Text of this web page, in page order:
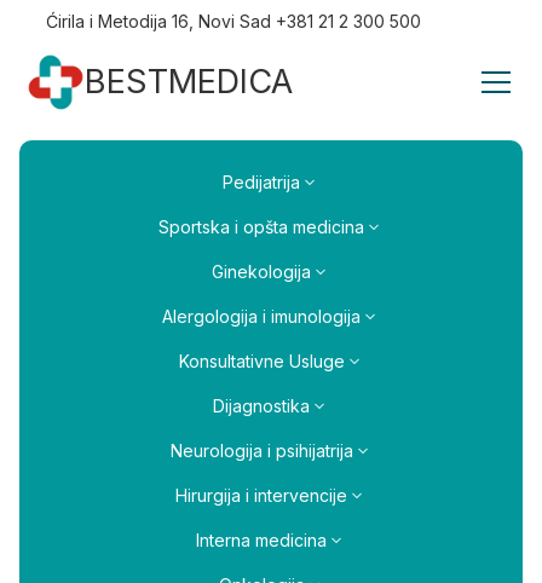
Ćirila i Metodija 16, Novi Sad +381 21 2 300 500
BESTMEDICA
Pedijatrija
Sportska i opšta medicina
Ginekologija
Alergologija i imunologija
Konsultativne Usluge
Dijagnostika
Neurologija i psihijatrija
Hirurgija i intervencije
Interna medicina